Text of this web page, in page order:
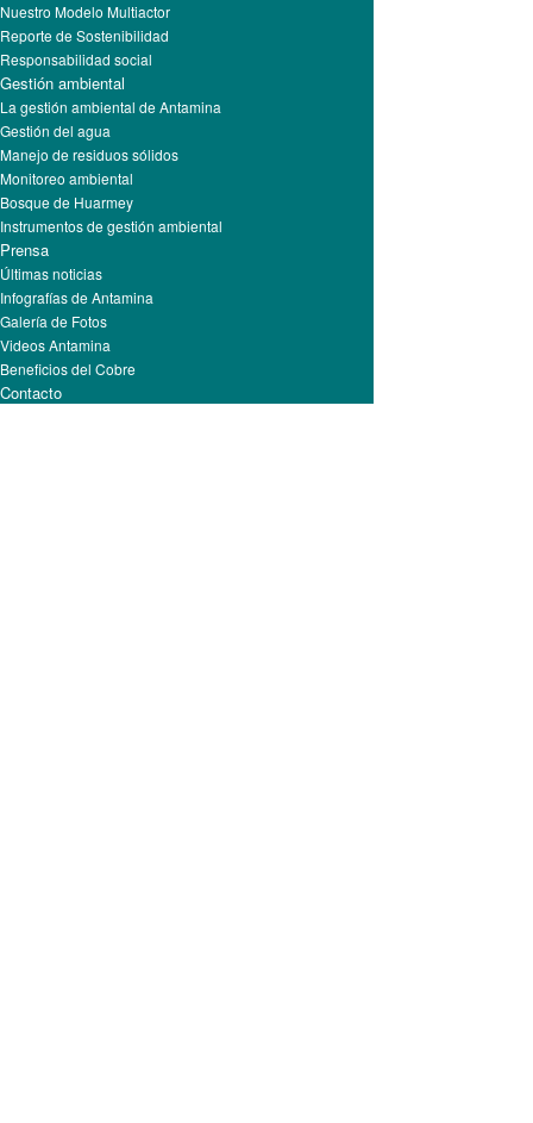
Nuestro Modelo Multiactor
Reporte de Sostenibilidad
Responsabilidad social
Gestión ambiental
La gestión ambiental de Antamina
Gestión del agua
Manejo de residuos sólidos
Monitoreo ambiental
Bosque de Huarmey
Instrumentos de gestión ambiental
Prensa
Últimas noticias
Infografías de Antamina
Galería de Fotos
Videos Antamina
Beneficios del Cobre
Contacto